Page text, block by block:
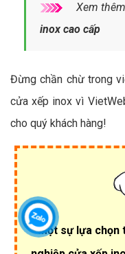
Xem
inox cao cấp
Đừng chần chừ trong
cửa xếp inox vì
cho quý khách hàng!
Một sự lựa chọn